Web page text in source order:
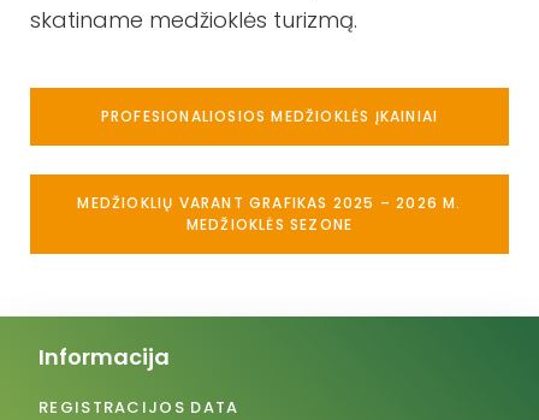
skatiname medžioklės turizmą.
PROFESIONALIOSIOS MEDŽIOKLĖS ĮKAINIAI
MEDŽIOKLIŲ VARANT GRAFIKAS 2025 – 2026 M.
MEDŽIOKLĖS SEZONE
Informacija
REGISTRACIJOS DATA